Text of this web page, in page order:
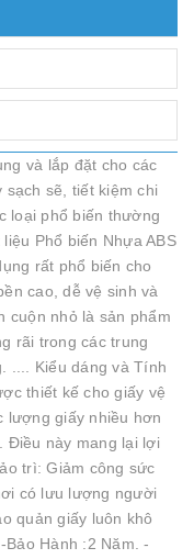
và lắp đặt cho các
sạch sẽ, tiết kiệm chi
loại phổ biến thường
Phổ biến Nhựa ABS
rất phổ biến cho
cao, dễ vệ sinh và
cuộn nhỏ là sản phẩm
rãi trong các trung
.... Kiểu dáng và Tính
thiết kế cho giấy vệ
lượng giấy nhiều hơn
Điều này mang lại lợi
trì: Giảm công sức
có lưu lượng người
quản giấy luôn khô
Hành :2 Năm. -